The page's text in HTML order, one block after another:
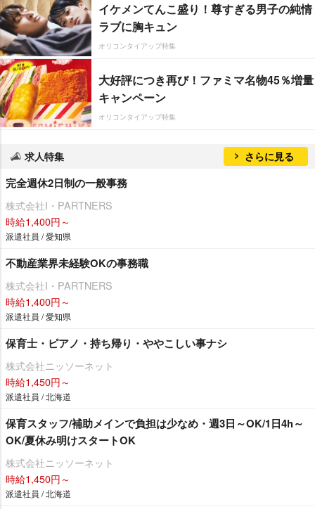
イケメンてんこ盛り！尊すぎる男子の純情
ラブに胸キュン
オリコンタイアップ特集
大好評につき再び！ファミマ名物45％増量
キャンペーン
オリコンタイアップ特集
求人特集 さらに見る
完全週休2日制の一般事務
株式会社I・PARTNERS
時給1,400円～
派遣社員 / 愛知県
不動産業界未経験OKの事務職
株式会社I・PARTNERS
時給1,400円～
派遣社員 / 愛知県
保育士・ピアノ・持ち帰り・ややこしい事ナシ
株式会社ニッソーネット
時給1,450円～
派遣社員 / 北海道
保育スタッフ/補助メインで負担は少なめ・週3日～OK/1日4h～
OK/夏休み明けスタートOK
株式会社ニッソーネット
時給1,450円～
派遣社員 / 北海道